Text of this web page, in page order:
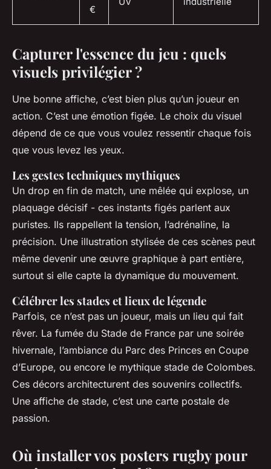
€
Capturer l'essence du jeu : quels
visuels privilégier ?
Une bonne affiche, c’est bien plus qu’un joueur en
action. C’est une émotion figée. Le choix du visuel
dépend de ce que vous voulez ressentir chaque fois
que vous levez les yeux.
Les gestes techniques mythiques
Un drop en fin de match, une mêlée qui explose, un
plaquage décisif - ces instants figés parlent aux
puristes. Ils rappellent la tension, l’adrénaline, la
précision. Une illustration stylisée de ces scènes peut
même devenir une œuvre graphique à part entière,
surtout si elle capte la dynamique du mouvement.
Célébrer les stades et lieux de légende
Parfois, ce n’est pas un joueur, mais un lieu qui fait
rêver. La fumée du Stade de France par une soirée
hivernale, l’ambiance du Parc des Princes en Coupe
d’Europe, ou encore le mythique stade de Colombes.
Ces décors architecturent des souvenirs collectifs.
Une affiche de stade, c’est une carte postale de
passion.
Où installer vos posters rugby pour